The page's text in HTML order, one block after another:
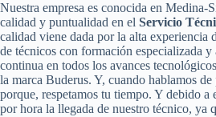
Nuestra empresa es conocida en Medina-
calidad y puntualidad en el Servicio
calidad viene dada por la alta experiencia
de técnicos con formación especializada y
continua en todos los avances
la marca Buderus. Y, cuando hablamos
porque, respetamos tu tiempo. Y debido a
por hora la llegada de nuestro técnico, ya